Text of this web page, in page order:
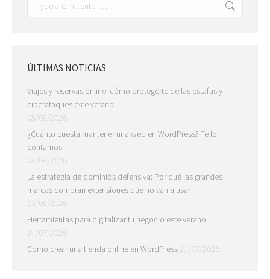
ÚLTIMAS NOTICIAS
Viajes y reservas online: cómo protegerte de las estafas y
ciberataques este verano
05/08/2026
¿Cuánto cuesta mantener una web en WordPress? Te lo
contamos
04/08/2026
La estrategia de dominios defensiva: Por qué las grandes
marcas compran extensiones que no van a usar
03/08/2026
Herramientas para digitalizar tu negocio este verano
24/07/2026
Cómo crear una tienda online en WordPress 21/07/2026